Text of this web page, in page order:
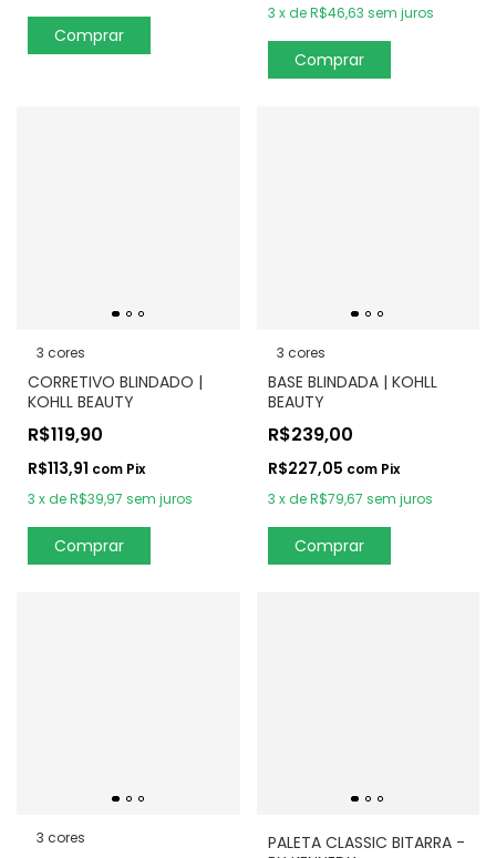
3 xdeR$46,63 sem juros
Comprar
3 cores
CORRETIVO BLINDADO |
KOHLL BEAUTY
R$119,90
R$113,91 com Pix
3 xdeR$39,97 sem juros
Comprar
3 cores
BASE BLINDADA | KOHLL
BEAUTY
R$239,00
R$227,05 com Pix
3 xdeR$79,67 sem juros
Comprar
3 cores
PALETA CLASSIC BITARRA -